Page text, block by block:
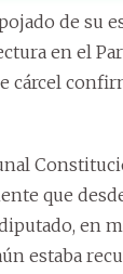
de su
en el
cárcel
que
en
estaba